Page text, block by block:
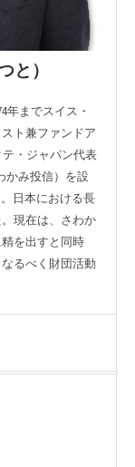
と）
年までスイス・
ト兼ファンドア
テ・ジャパン代表
かみ投信）を設
日本における長
現在は、さわか
を出すと同時
るべく財団活動